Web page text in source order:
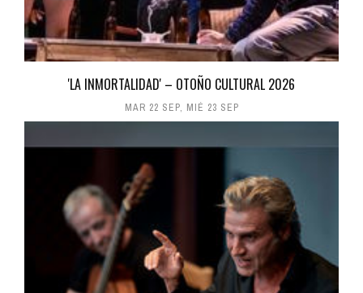
'LA INMORTALIDAD' – OTOÑO CULTURAL 2026
MAR 22 SEP, MIÉ 23 SEP